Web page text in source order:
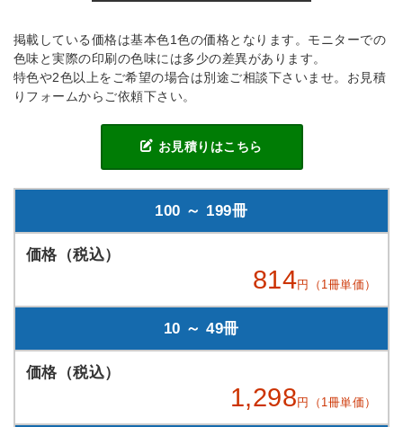
掲載している価格は基本色1色の価格となります。モニターでの
色味と実際の印刷の色味には多少の差異があります。
特色や2色以上をご希望の場合は別途ご相談下さいませ。お見積
りフォームからご依頼下さい。
お見積りはこちら
100 ～ 199冊
814円（1冊単価）
10 ～ 49冊
1,298 円（1冊単価）